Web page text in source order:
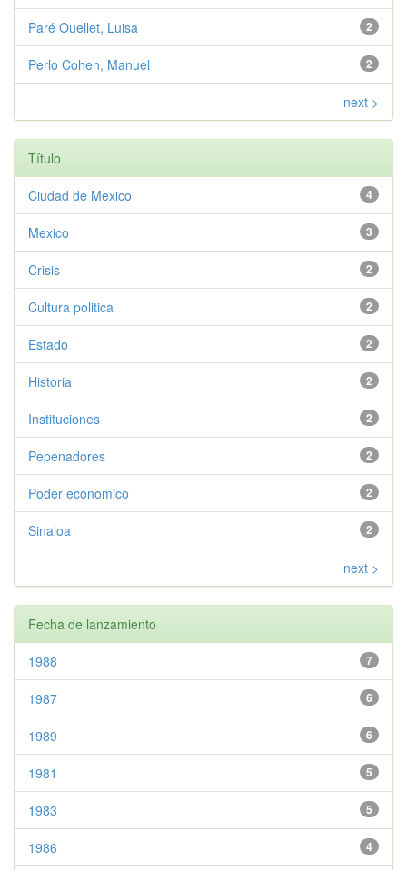
2
Paré Ouellet, Luisa
2
Perlo Cohen, Manuel
next >
Título
4
Ciudad de Mexico
3
Mexico
2
Crisis
2
Cultura politica
2
Estado
2
Historia
2
Instituciones
2
Pepenadores
2
Poder economico
2
Sinaloa
next >
Fecha de lanzamiento
7
1988
6
1987
6
1989
5
1981
5
1983
4
1986